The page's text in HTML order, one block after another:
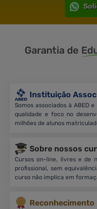
Garantia de
Instituição
Somos associados à ABED
qualidade e foco no
milhões de alunos
Sobre nossos
Cursos on-line, livres e de
profissional, sem
curso não implica em
Reconhecimento